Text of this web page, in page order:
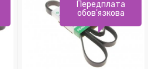
Передплата
обов'язкова